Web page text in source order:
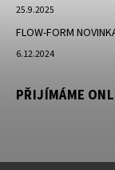
25.9.2025
FLOW-FORM
6.12.2024
PŘIJÍMÁME